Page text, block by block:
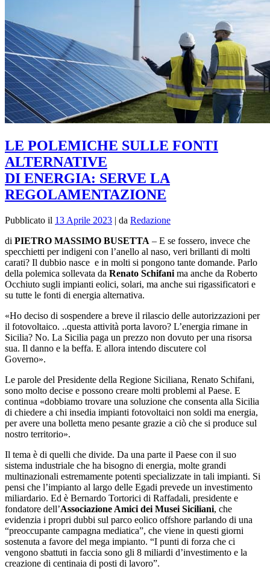
LE POLEMICHE SULLE FONTI
ALTERNATIVE
DI ENERGIA: SERVE LA
REGOLAMENTAZIONE
Pubblicato il 13 Aprile 2023 | da Redazione
di PIETRO MASSIMO BUSETTA – E se fossero, invece che
specchietti per indigeni con l’anello al naso, veri brillanti di molti
carati? Il dubbio nasce e in molti si pongono tante domande. Parlo
della polemica sollevata da Renato Schifani ma anche da Roberto
Occhiuto sugli impianti eolici, solari, ma anche sui rigassificatori e
su tutte le fonti di energia alternativa.
«Ho deciso di sospendere a breve il rilascio delle autorizzazioni per
il fotovoltaico. ..questa attività porta lavoro? L’energia rimane in
Sicilia? No. La Sicilia paga un prezzo non dovuto per una risorsa
sua. Il danno e la beffa. E allora intendo discutere col
Governo».
Le parole del Presidente della Regione Siciliana, Renato Schifani,
sono molto decise e possono creare molti problemi al Paese. E
continua «dobbiamo trovare una soluzione che consenta alla Sicilia
di chiedere a chi insedia impianti fotovoltaici non soldi ma energia,
per avere una bolletta meno pesante grazie a ciò che si produce sul
nostro territorio».
Il tema è di quelli che divide. Da una parte il Paese con il suo
sistema industriale che ha bisogno di energia, molte grandi
multinazionali estremamente potenti specializzate in tali impianti. Si
pensi che l’impianto al largo delle Egadi prevede un investimento
miliardario. Ed è Bernardo Tortorici di Raffadali, presidente e
fondatore dell’Associazione Amici dei Musei Siciliani, che
evidenzia i propri dubbi sul parco eolico offshore parlando di una
“preoccupante campagna mediatica”, che viene in questi giorni
sostenuta a favore del mega impianto. “I punti di forza che ci
vengono sbattuti in faccia sono gli 8 miliardi d’investimento e la
creazione di centinaia di posti di lavoro”.